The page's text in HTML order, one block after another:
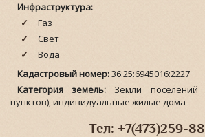
Инфраструктура:
Газ
Свет
Вода
Кадастровый номер:36:25:6945016:2227
Категория земель: Земли поселений
пунктов), индивидуальные жилые дома
Тел: +7(473)259-